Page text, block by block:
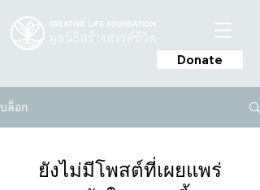
Donate
บล็อก
ยังไม่มีโพสต์ที่เผยแพร่